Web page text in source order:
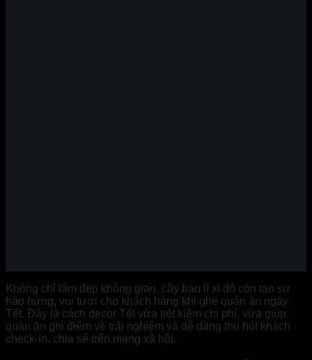
Không chỉ làm đẹp không gian, cây bao lì xì đỏ còn tạo sự
hào hứng, vui tươi cho khách hàng khi ghé quán ăn ngày
Tết. Đây là cách decor Tết vừa tiết kiệm chi phí, vừa giúp
quán ăn ghi điểm về trải nghiệm và dễ dàng thu hút khách
check-in, chia sẻ trên mạng xã hội.